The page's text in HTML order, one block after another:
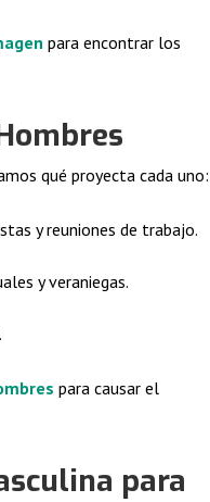
para encontrar los
qué proyecta cada uno:
y reuniones de trabajo.
y veraniegas.
para causar el
para